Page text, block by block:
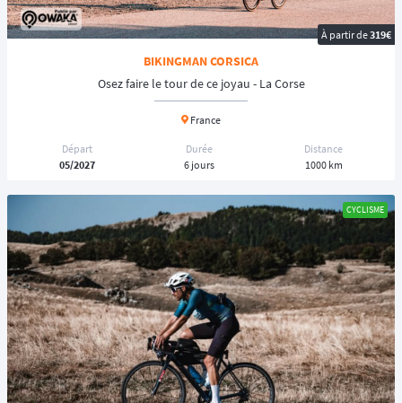
À partir de319€
BIKINGMAN CORSICA
Osez faire le tour de ce joyau - La Corse
France
Départ
05/2027
Durée
6 jours
Distance
1000 km
CYCLISME